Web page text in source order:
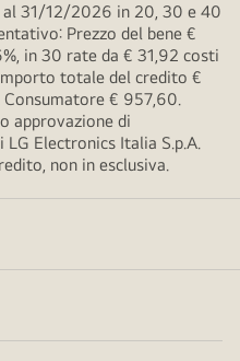
31/12/2026 in 20, 30 e 40
Prezzo del bene €
in 30 rate da € 31,92 costi
totale del credito €
€ 957,60.
approvazione di
LG Electronics Italia S.p.A.
non in esclusiva.